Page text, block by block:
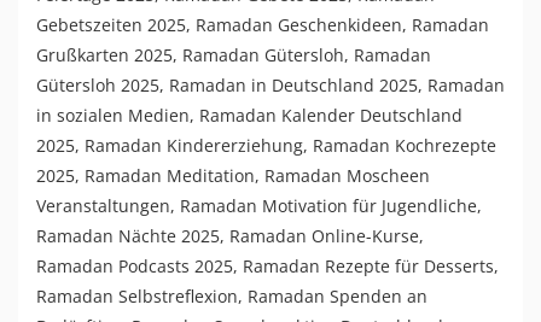
Gebetszeiten 2025, Ramadan Geschenkideen, Ramadan
Grußkarten 2025, Ramadan Gütersloh, Ramadan
Gütersloh 2025, Ramadan in Deutschland 2025, Ramadan
in sozialen Medien, Ramadan Kalender Deutschland
2025, Ramadan Kindererziehung, Ramadan Kochrezepte
2025, Ramadan Meditation, Ramadan Moscheen
Veranstaltungen, Ramadan Motivation für Jugendliche,
Ramadan Nächte 2025, Ramadan Online-Kurse,
Ramadan Podcasts 2025, Ramadan Rezepte für Desserts,
Ramadan Selbstreflexion, Ramadan Spenden an